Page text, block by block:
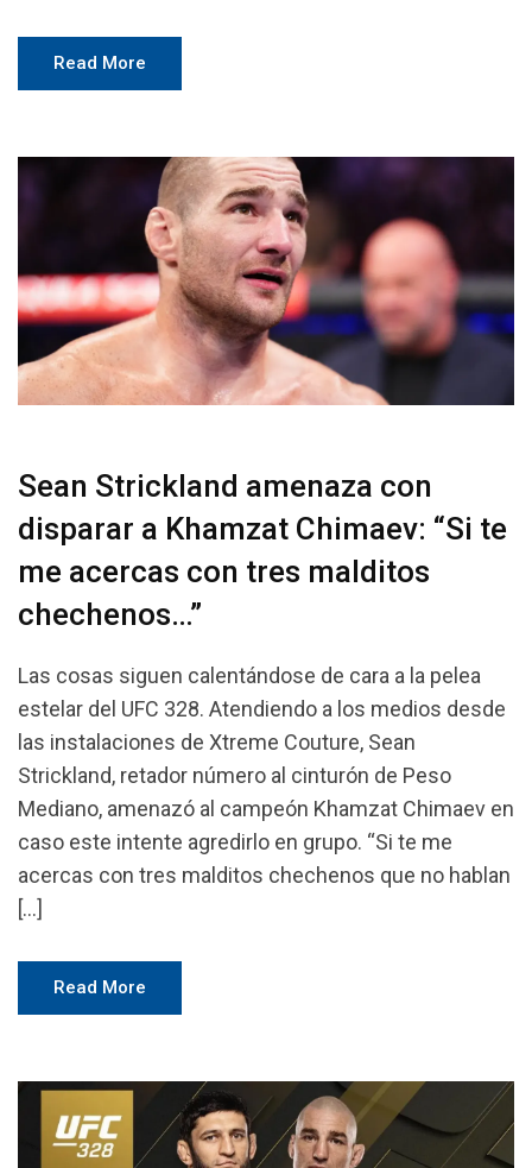
Read More
Sean Strickland amenaza con
disparar a Khamzat Chimaev: “Si te
me acercas con tres malditos
chechenos…”
Las cosas siguen calentándose de cara a la pelea
estelar del UFC 328. Atendiendo a los medios desde
las instalaciones de Xtreme Couture, Sean
Strickland, retador número al cinturón de Peso
Mediano, amenazó al campeón Khamzat Chimaev en
caso este intente agredirlo en grupo. “Si te me
acercas con tres malditos chechenos que no hablan
[…]
Read More